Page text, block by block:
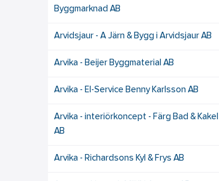
Byggmarknad AB
Arvidsjaur - A Järn & Bygg i Arvidsjaur AB
Arvika - Beijer Byggmaterial AB
Arvika - El-Service Benny Karlsson AB
Arvika - interiörkoncept - Färg Bad & Kakel
AB
Arvika - Richardsons Kyl & Frys AB